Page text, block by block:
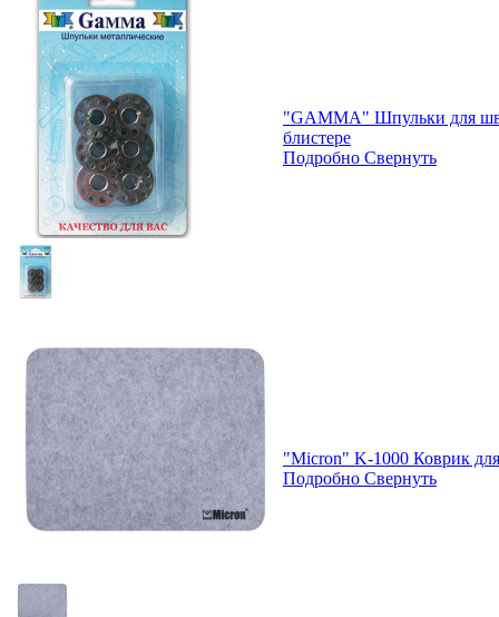
"GAMMA" Шпульки для
блистере
Подробно Свернуть
"Micron" K-1000 Коврик
Подробно Свернуть